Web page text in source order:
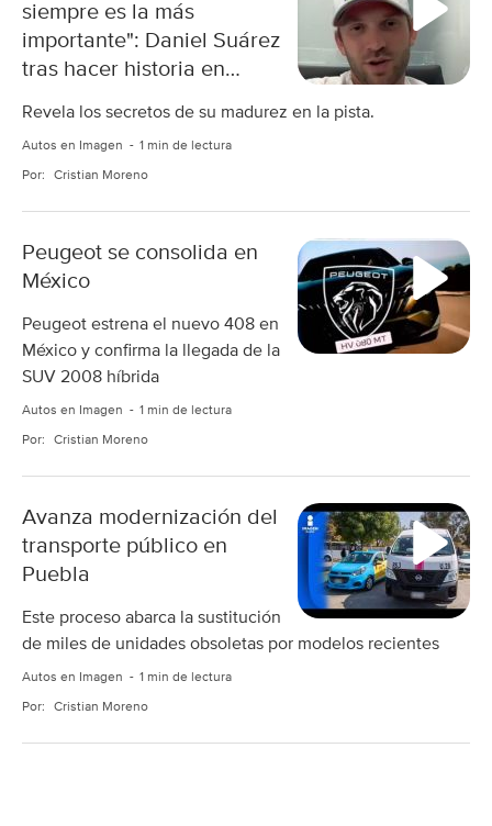
siempre es la más
importante": Daniel Suárez
tras hacer historia en
Revela los secretos de su madurez en la pista.
Autos en Imagen 1 min de lectura
Por: Cristian Moreno
Peugeot se consolida en
México
Peugeot estrena el nuevo 408 en
México y confirma la llegada de la
SUV 2008 híbrida
Autos en Imagen 1 min de lectura
Por: Cristian Moreno
Avanza modernización del
transporte público en
Puebla
Este proceso abarca la sustitución
de miles de unidades obsoletas por modelos recientes
Autos en Imagen 1 min de lectura
Por: Cristian Moreno